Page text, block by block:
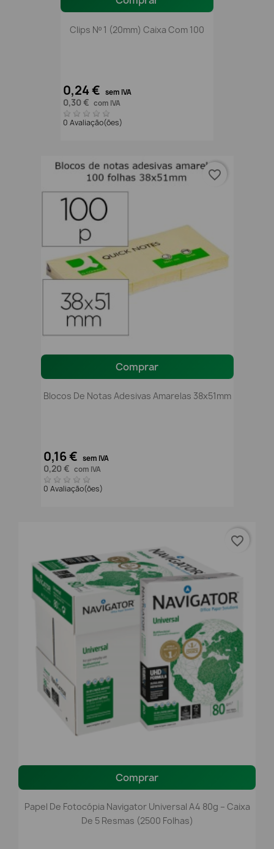
Clips Nº 1 (20mm) Caixa Com 100
0,24 € sem IVA
0,30 € com IVA
0 Avaliação(ões)
Comprar
Blocos De Notas Adesivas Amarelas 38x51mm
0,16 € sem IVA
0,20 € com IVA
0 Avaliação(ões)
favorite_border
Comprar
Papel De Fotocópia Navigator Universal A4 80g – Caixa
De 5 Resmas (2500 Folhas)
favorite_border